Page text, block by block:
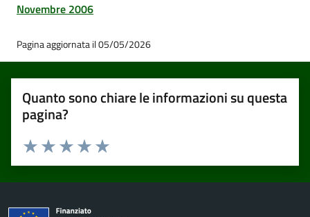
Novembre 2006
Pagina aggiornata il 05/05/2026
Quanto sono chiare le informazioni su questa
pagina?
Valuta 5 stelle su 5
Valuta 4 stelle su 5
Valuta 3 stelle su 5
Valuta 2 stelle su 5
Valuta 1 stelle su 5